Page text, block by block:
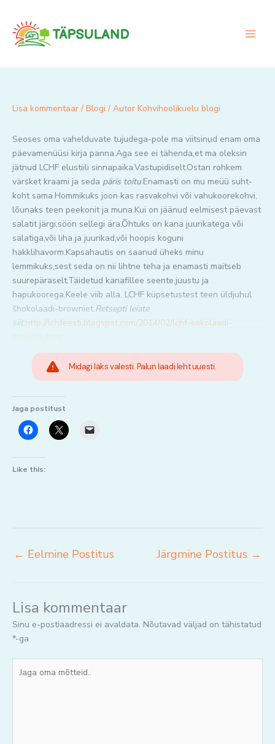
content
Lisa kommentaar / Blogi / Autor Kohvihoolikuelu blogi
Seoses oma vahelduvate tujudega-pole ma viitsinud enam oma
päevamenüüsi kirja panna.Aga see ei tähenda,et ma oleksin
jätnud LCHF elustiili sinnapaika.Vastupidiselt.Ostan rohkem
värsket kraami ja seda päris toitu.Enamasti on mu meüü suht-
koht sama.Hommikuks joon kas rasvakohvi või vahukoorekohvi,
lõunaks teen peekonit ja muna.Kui on jäänud eelmisest päevast
salatit järgi,söön sellegi ära.Õhtuks on kana juurikatega või
salatiga,või liha ja juurikad,või hoopis koguni
hakklihavorm.Kapsahautis on saanud üheks minu
lemmikuks,sest seda on nii lihtne teha ja enamasti maitseb
suurepäraselt.Täidetud kanafillee seente,juustu ja
hapukoorega.Keele viib alla. LCHF küpsetustest teen üldjuhul
šhokolaadi-browniet.Retsepti leiate
siit:http://lchfeesti.blogspot.com/2014/02/lchf-sokolaadi-
Midagi läks valesti. Palun laadi leht uuesti.
Jaga postitust
Like this:
← Eelmine Postitus Järgmine Postitus →
Lisa kommentaar
Sinu e-postiaadressi ei avaldata. Nõutavad väljad on tähistatud
*-ga
oma